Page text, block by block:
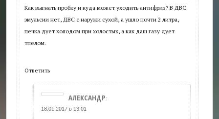
Как выгнать пробку и куда может уходить антифриз? В ДВС
эмульсии нет, ДВС с наружи сухой, а ушло почти 2 литра,
печка дует холодом при холостых, а как даш газу дует
тпелом.
Ответить
АЛЕКСАНДР :
18.01.2017 в 13:01